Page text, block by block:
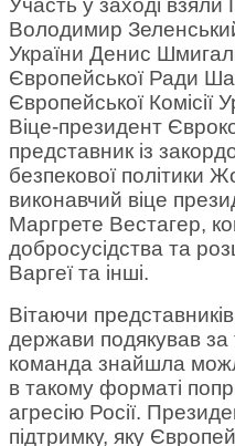
Участь у заході
Володимир
України Денис
Європейської Ради
Європейської
Віце-президент
представник із
безпекової політики
виконавчий віце
Маргрете Вестагер,
добросусідства та
Варгеї та інші.
Вітаючи
держави подякував
команда знайшла
в такому форматі
агресію Росії.
підтримку, яку